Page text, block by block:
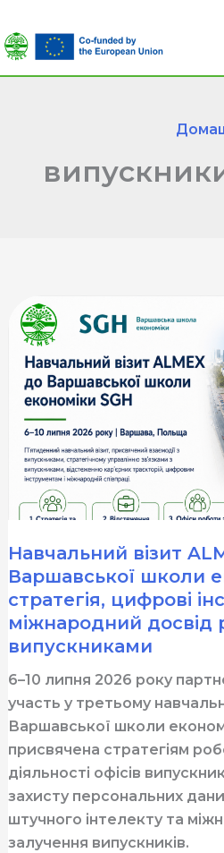
до
вмісту
Навчальний візит
Варшавської школи
стратегія, цифрові
міжнародний досвід
випускниками
6–10 липня 2026 року
участь у третьому
Варшавської школи
присвячена стратегіям
діяльності офісів
захисту персональних
штучного інтелекту та
залучення випускників.